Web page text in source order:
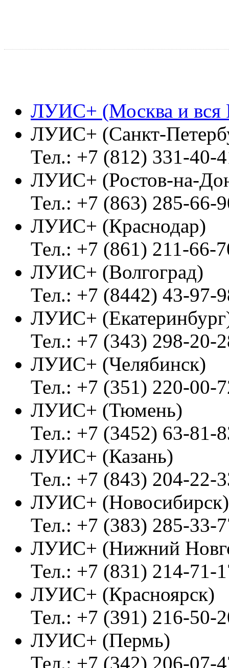
ЛУИС+ (Москва и вся
ЛУИС+ (Санкт-
Тел.: +7 (812) 331-40-
ЛУИС+ (Ростов-на-
Тел.: +7 (863) 285-66-
ЛУИС+ (Краснодар)
Тел.: +7 (861) 211-66-
ЛУИС+ (Волгоград)
Тел.: +7 (8442) 43-97-
ЛУИС+
Тел.: +7 (343) 298-20-
ЛУИС+ (Челябинск)
Тел.: +7 (351) 220-00-
ЛУИС+ (Тюмень)
Тел.: +7 (3452) 63-81-
ЛУИС+ (Казань)
Тел.: +7 (843) 204-22-
ЛУИС+ (Новосибирск)
Тел.: +7 (383) 285-33-
ЛУИС+ (Нижний
Тел.: +7 (831) 214-71-
ЛУИС+ (Красноярск)
Тел.: +7 (391) 216-50-
ЛУИС+ (Пермь)
Тел.: +7 (342) 206-07-